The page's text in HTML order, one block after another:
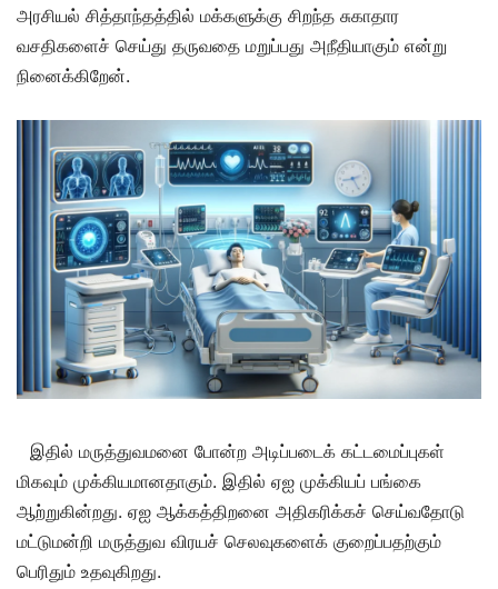
அரசியல் சித்தாந்தத்தில் மக்களுக்கு சிறந்த சுகாதார
வசதிகளைச் செய்து தருவதை மறுப்பது அநீதியாகும் என்று
நினைக்கிறேன்.
இதில் மருத்துவமனை போன்ற அடிப்படைக் கட்டமைப்புகள்
மிகவும் முக்கியமானதாகும். இதில் ஏஐ முக்கியப் பங்கை
ஆற்றுகின்றது. ஏஐ ஆக்கத்திறனை அதிகரிக்கச் செய்வதோடு
மட்டுமன்றி மருத்துவ விரயச் செலவுகளைக் குறைப்பதற்கும்
பெரிதும் உதவுகிறது.